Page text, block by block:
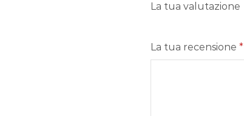
La tua valutazione
La tua recensione *